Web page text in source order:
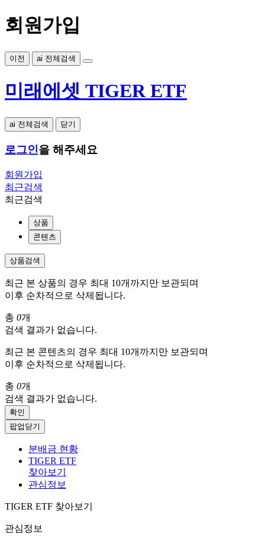
회원가입
이전 ai 전체검색
미래에셋 TIGER ETF
ai 전체검색 닫기
로그인을 해주세요
회원가입
최근검색
최근검색
상품
콘텐츠
상품검색
최근 본 상품의 경우 최대 10개까지만 보관되며
이후 순차적으로 삭제됩니다.
총 0개
검색 결과가 없습니다.
최근 본 콘텐츠의 경우 최대 10개까지만 보관되며
이후 순차적으로 삭제됩니다.
총 0개
검색 결과가 없습니다.
확인
팝업닫기
분배금 현황
TIGER ETF
찾아보기
관심정보
TIGER ETF 찾아보기
관심정보